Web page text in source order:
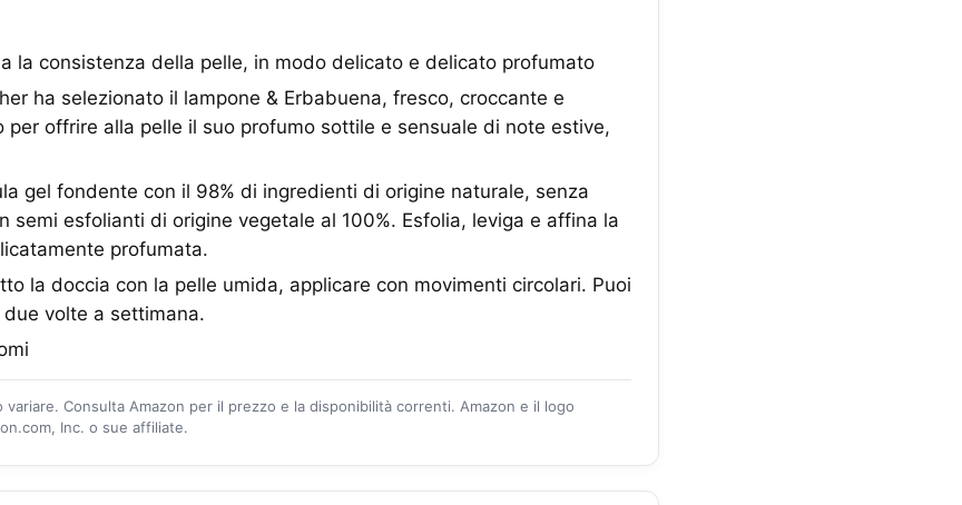
la consistenza della pelle, in modo delicato e delicato profumato
ha selezionato il lampone & Erbabuena, fresco, croccante e
per offrire alla pelle il suo profumo sottile e sensuale di note estive,
gel fondente con il 98% di ingredienti di origine naturale, senza
semi esfolianti di origine vegetale al 100%. Esfolia, leviga e affina la
profumata.
la doccia con la pelle umida, applicare con movimenti circolari. Puoi
volte a settimana.
Consulta Amazon per il prezzo e la disponibilità correnti. Amazon e il logo
Inc. o sue affiliate.